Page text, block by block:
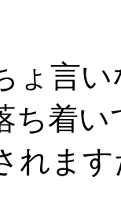
ょ言
ち着
れます